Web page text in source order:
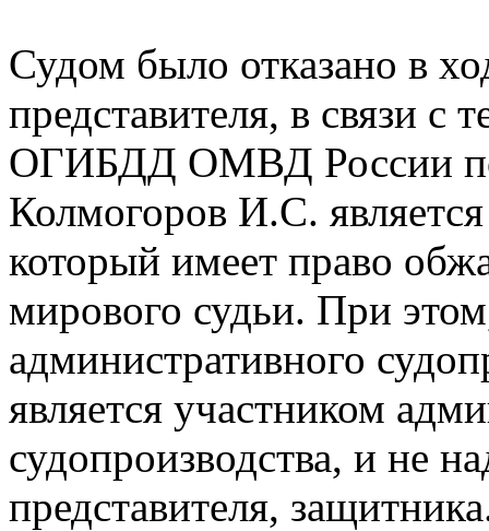
Судом было отказано в
представителя, в связи
ОГИБДД ОМВД России
Колмогоров И.С.
который имеет право
мирового судьи. При
административного
является участником
судопроизводства, и не
представителя,